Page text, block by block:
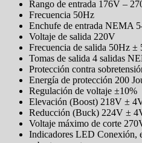
Rango de entrada 176V –
Frecuencia 50Hz
Enchufe de entrada NEMA
Voltaje de salida 220V
Frecuencia de salida 50Hz ±
Tomas de salida 4 salidas
Protección contra
Energía de protección 200
Regulación de voltaje ±10%
Elevación (Boost) 218V ±
Reducción (Buck) 224V ±
Voltaje máximo de corte
Indicadores LED Conexión,